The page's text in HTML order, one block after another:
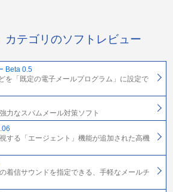
カテゴリのソフトレビュー
Beta 0.5
を「既定の電子メールプログラム」に設定で
力なスパムメール対策ソフト
する「エージェント」機能が追加された高機
着信サウンドを指定できる、手軽なメールチ